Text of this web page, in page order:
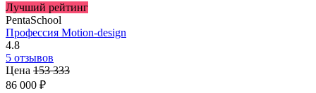
Лучший рейтинг
PentaSchool
Профессия Motion-design
4.8
5 отзывов
Цена 153 333
86 000 ₽